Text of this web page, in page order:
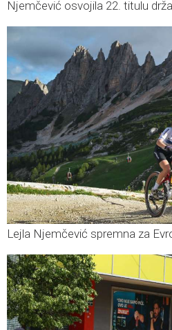
Njemčević osvojila 22. titulu
Lejla Njemčević spremna za